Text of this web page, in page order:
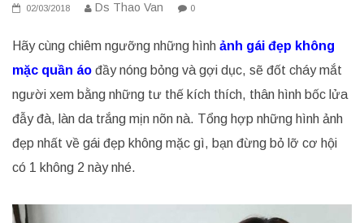
02/03/2018 Ds Thao Van 0
Hãy cùng chiêm ngưỡng những hình ảnh gái đẹp không
mặc quần áo đầy nóng bỏng và gợi dục, sẽ đốt cháy mắt
người xem bằng những tư thế kích thích, thân hình bốc lửa
đẫy đà, làn da trắng mịn nõn nà. Tổng hợp những hình ảnh
đẹp nhất về gái đẹp không mặc gì, bạn đừng bỏ lỡ cơ hội
có 1 không 2 này nhé.